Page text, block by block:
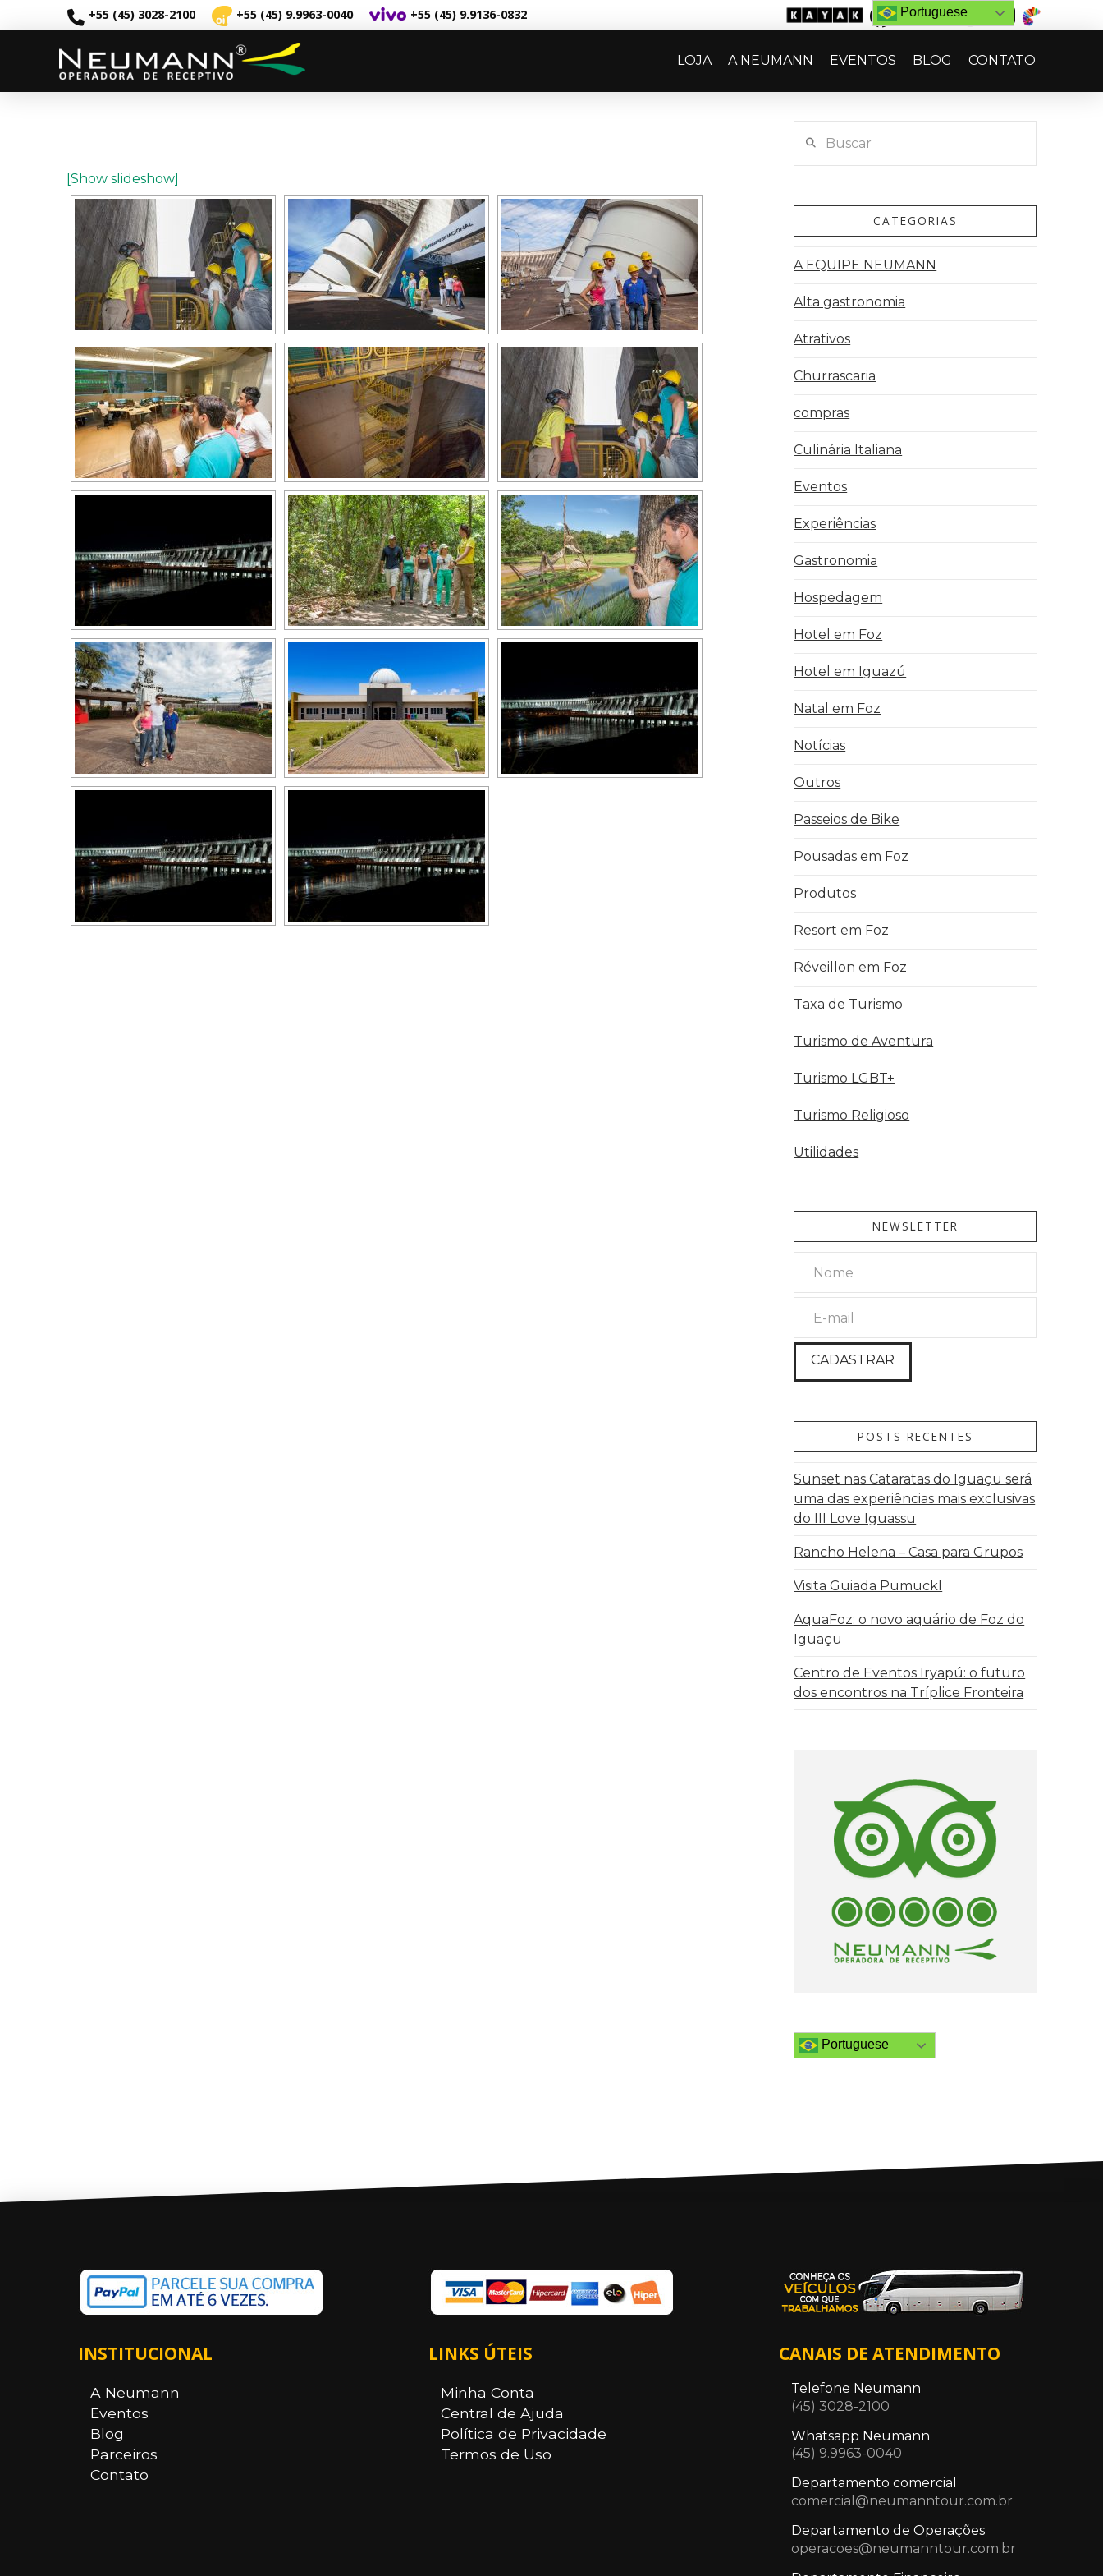
+55 (45) 3028-2100 +55 (45) 9.9963-0040 +55 (45) 9.9136-0832
LOJA A NEUMANN EVENTOS BLOG CONTATO
[Show slideshow]
CATEGORIAS
A EQUIPE NEUMANN
Alta gastronomia
Atrativos
Churrascaria
compras
Culinária Italiana
Eventos
Experiências
Gastronomia
Hospedagem
Hotel em Foz
Hotel em Iguazú
Natal em Foz
Notícias
Outros
Passeios de Bike
Pousadas em Foz
Produtos
Resort em Foz
Réveillon em Foz
Taxa de Turismo
Turismo de Aventura
Turismo LGBT+
Turismo Religioso
Utilidades
NEWSLETTER
POSTS RECENTES
Sunset nas Cataratas do Iguaçu será
uma das experiências mais exclusivas
do III Love Iguassu
Rancho Helena – Casa para Grupos
Visita Guiada Pumuckl
AquaFoz: o novo aquário de Foz do
Iguaçu
Centro de Eventos Iryapú: o futuro
dos encontros na Tríplice Fronteira
Portuguese
INSTITUCIONAL
A Neumann
Eventos
Blog
Parceiros
Contato
LINKS ÚTEIS
Minha Conta
Central de Ajuda
Política de Privacidade
Termos de Uso
CANAIS DE ATENDIMENTO
Telefone Neumann
(45) 3028-2100
Whatsapp Neumann
(45) 9.9963-0040
Departamento comercial
comercial@neumanntour.com.br
Departamento de Operações
operacoes@neumanntour.com.br
Portuguese